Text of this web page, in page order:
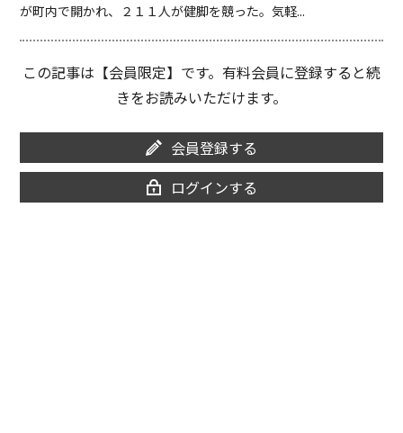
が町内で開かれ、２１１人が健脚を競った。気軽...
この記事は【会員限定】です。有料会員に登録すると続
きをお読みいただけます。
会員登録する
ログインする